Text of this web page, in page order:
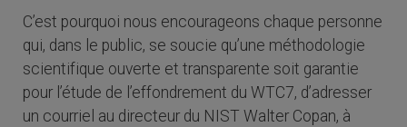
C’est pourquoi nous encourageons chaque personne
qui, dans le public, se soucie qu’une méthodologie
scientifique ouverte et transparente soit garantie
pour l’étude de l’effondrement du WTC7, d’adresser
un courriel au directeur du NIST Walter Copan, à